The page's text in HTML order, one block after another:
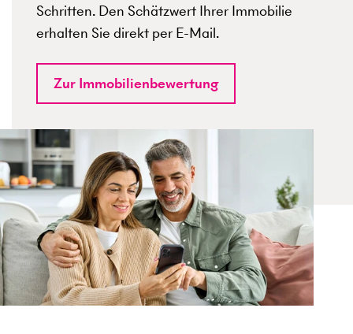
Schritten. Den Schätzwert Ihrer Immobilie
erhalten Sie direkt per E-Mail.
Zur Immobilienbewertung